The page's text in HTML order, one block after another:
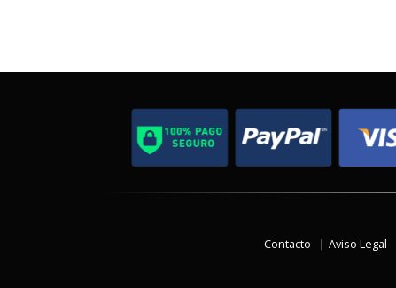
Contacto Aviso Legal